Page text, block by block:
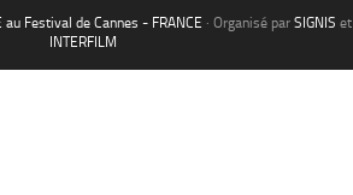
au Festival de Cannes - FRANCE · Organisé par SIGNIS et
INTERFILM